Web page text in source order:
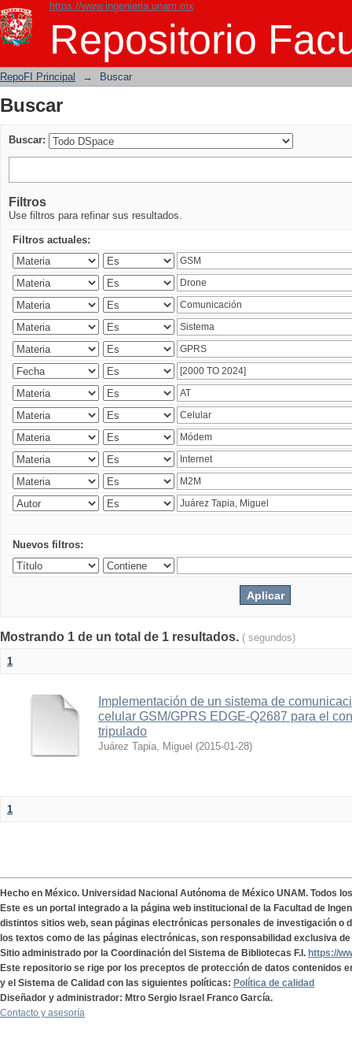
https://www.ingenieria.unam.mx
Repositorio
Buscar
RepoFI Principal → Buscar
Buscar
Buscar:
Filtros
Use filtros para refinar sus resultados.
Filtros actuales:
Nuevos filtros:
Mostrando 1 de un total de 1 resultados. ( segundos)
1
Implementación de un sistema de
celular GSM/GPRS EDGE-Q2687 para el
tripulado
Juárez Tapia, Miguel (2015-01-28)
1
Hecho en México. Universidad Nacional Autónoma de México UNAM. Todos
Este es un portal integrado a la página web institucional de la Facultad de
distintos sitios web, sean páginas electrónicas personales de investigación o
los textos como de las páginas electrónicas, son responsabilidad exclusiva
Sitio administrado por la Coordinación del Sistema de Bibliotecas F.I. https://
Este repositorio se rige por los preceptos de protección de datos contenidos
y el Sistema de Calidad con las siguientes políticas: Política de calidad
Diseñador y administrador: Mtro Sergio Israel Franco García.
Contacto y asesoría